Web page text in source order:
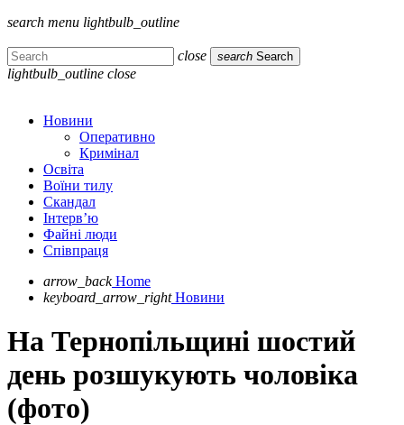
search menu lightbulb_outline
close search Search
lightbulb_outline close
Новини
Оперативно
Кримінал
Освіта
Воїни тилу
Скандал
Інтерв’ю
Файні люди
Співпраця
arrow_back Home
keyboard_arrow_right Новини
На Тернопільщині шостий
день розшукують чоловіка
(фото)